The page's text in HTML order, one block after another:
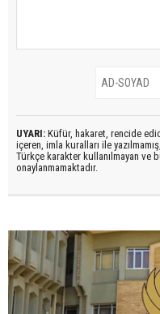
UYARI: Küfür, hakaret, rencide
içeren, imla kuralları ile yazılmamış,
Türkçe karakter kullanılmayan ve
onaylanmamaktadır.